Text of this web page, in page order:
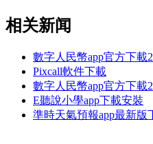
相关新闻
數字人民幣app官方下載
Pixcall軟件下載
數字人民幣app官方下載
E聽說小學app下載安裝
準時天氣預報app最新版